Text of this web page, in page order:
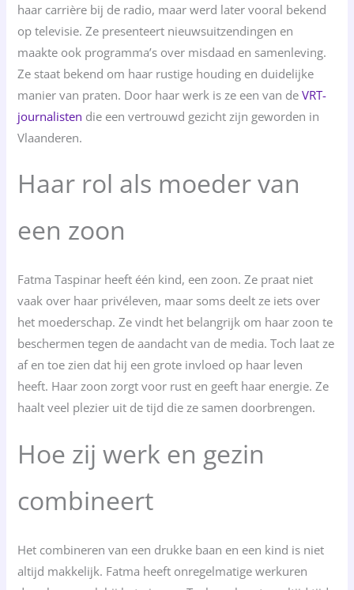
haar carrière bij de radio, maar werd later vooral bekend
op televisie. Ze presenteert nieuwsuitzendingen en
maakte ook programma’s over misdaad en samenleving.
Ze staat bekend om haar rustige houding en duidelijke
manier van praten. Door haar werk is ze een van deVRT-
journalisten die een vertrouwd gezicht zijn geworden in
Vlaanderen.
Haar rol als moeder van
een zoon
Fatma Taspinar heeft één kind, een zoon. Ze praat niet
vaak over haar privéleven, maar soms deelt ze iets over
het moederschap. Ze vindt het belangrijk om haar zoon te
beschermen tegen de aandacht van de media. Toch laat ze
af en toe zien dat hij een grote invloed op haar leven
heeft. Haar zoon zorgt voor rust en geeft haar energie. Ze
haalt veel plezier uit de tijd die ze samen doorbrengen.
Hoe zij werk en gezin
combineert
Het combineren van een drukke baan en een kind is niet
altijd makkelijk. Fatma heeft onregelmatige werkuren